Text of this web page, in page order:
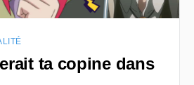
ta copine dans